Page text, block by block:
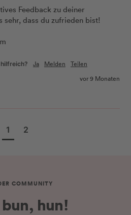
Feedback zu deiner
sehr, dass du zufrieden bist!
Ja Melden
Teilen
vor 9 Monaten
1 2
COMMUNITY
hun!